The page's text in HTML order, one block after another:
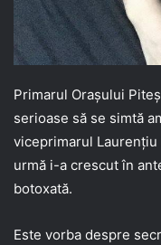
Primarul Orașului
serioase să se simtă
viceprimarul Laurențiu
urmă i-a crescut în
botoxată.
Este vorba despre